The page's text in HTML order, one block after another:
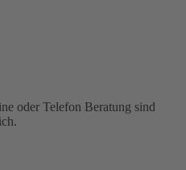
oder Telefon Beratung sind